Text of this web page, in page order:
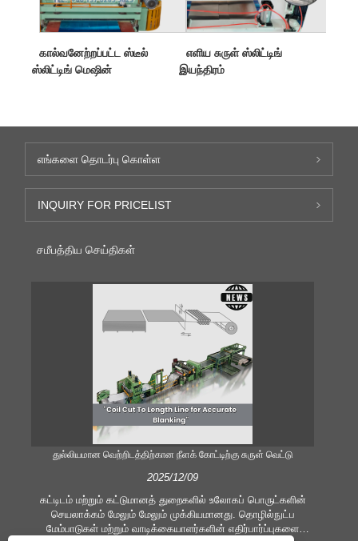
கால்வனேற்றப்பட்ட ஸ்டீல்
ஸ்லிட்டிங் மெஷின்
எளிய சுருள் ஸ்லிட்டிங்
இயந்திரம்
எங்களை தொடர்பு கொள்ள
INQUIRY FOR PRICELIST
சமீபத்திய செய்திகள்
துல்லியமான வெற்றிடத்திற்கான நீளக் கோட்டிற்கு சுருள் வெட்டு
2025/12/09
கட்டிடம் மற்றும் கட்டுமானத் துறைகளில் உலோகப் பொருட்களின்
செயலாக்கம் மேலும் மேலும் முக்கியமானது. தொழில்நுட்ப
மேம்பாடுகள் மற்றும் வாடிக்கையாளர்களின் எதிர்பார்ப்புகளை